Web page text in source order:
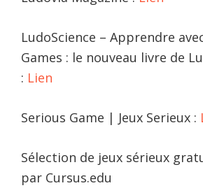
LudoScience – Apprendre
Games : le nouveau livre de
: Lien
Serious Game | Jeux Serieux :
Sélection de jeux sérieux
par Cursus.edu